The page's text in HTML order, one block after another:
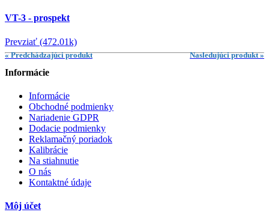
VT-3 - prospekt
Prevziať (472.01k)
« Predchádzajúci produkt Nasledujúci produkt »
Informácie
Informácie
Obchodné podmienky
Nariadenie GDPR
Dodacie podmienky
Reklamačný poriadok
Kalibrácie
Na stiahnutie
O nás
Kontaktné údaje
Môj účet